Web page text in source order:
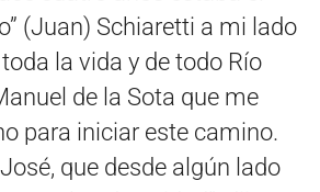
(Juan) Schiaretti a mi lado
la vida y de todo Río
de la Sota que me
para iniciar este camino.
que desde algún lado